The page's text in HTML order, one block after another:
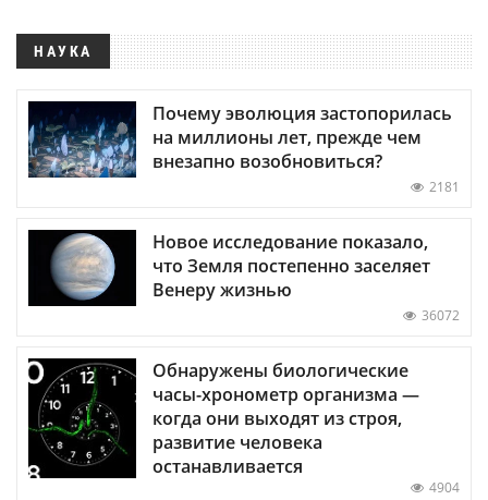
НАУКА
Почему эволюция застопорилась
на миллионы лет, прежде чем
внезапно возобновиться?
2181
Новое исследование показало,
что Земля постепенно заселяет
Венеру жизнью
36072
Обнаружены биологические
часы-хронометр организма —
когда они выходят из строя,
развитие человека
останавливается
4904